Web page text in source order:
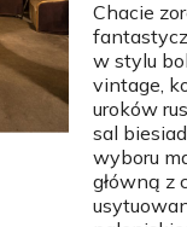
Chacie
w stylu
vintage,
uroków
sal
wyboru
główną z